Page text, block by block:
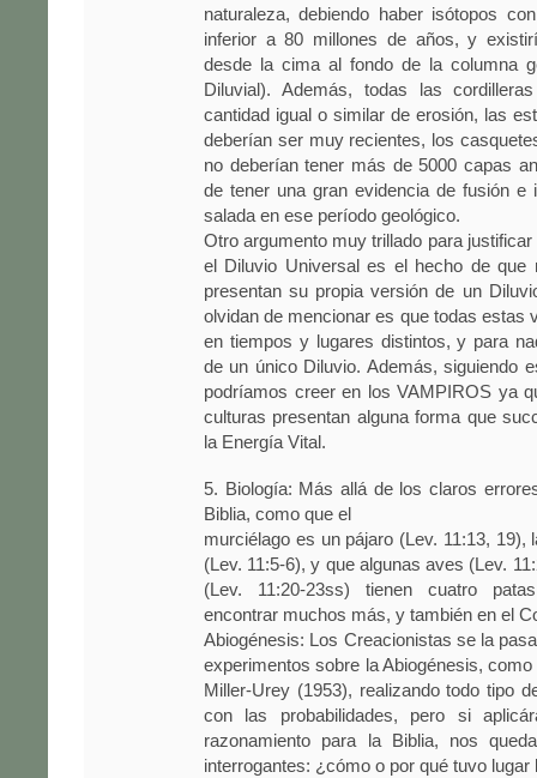
naturaleza, debiendo haber isótopos
inferior a 80 millones de años, y
desde la cima al fondo de la columna
Diluvial). Además, todas las
cantidad igual o similar de erosión, las
deberían ser muy recientes, los
no deberían tener más de 5000 capas
de tener una gran evidencia de fusión e
salada en ese período geológico.
Otro argumento muy trillado para
el Diluvio Universal es el hecho de que
presentan su propia versión de un
olvidan de mencionar es que todas estas
en tiempos y lugares distintos, y para
de un único Diluvio. Además, siguiendo
podríamos creer en los VAMPIROS ya
culturas presentan alguna forma que
la Energía Vital.
5. Biología: Más allá de los claros
Biblia, como que el
murciélago es un pájaro (Lev. 11:13, 19),
(Lev. 11:5-6), y que algunas aves (Lev.
(Lev. 11:20-23ss) tienen cuatro
encontrar muchos más, y también en el
Abiogénesis: Los Creacionistas se la
experimentos sobre la Abiogénesis,
Miller-Urey (1953), realizando todo tipo
con las probabilidades, pero si
razonamiento para la Biblia, nos
interrogantes: ¿cómo o por qué tuvo lugar